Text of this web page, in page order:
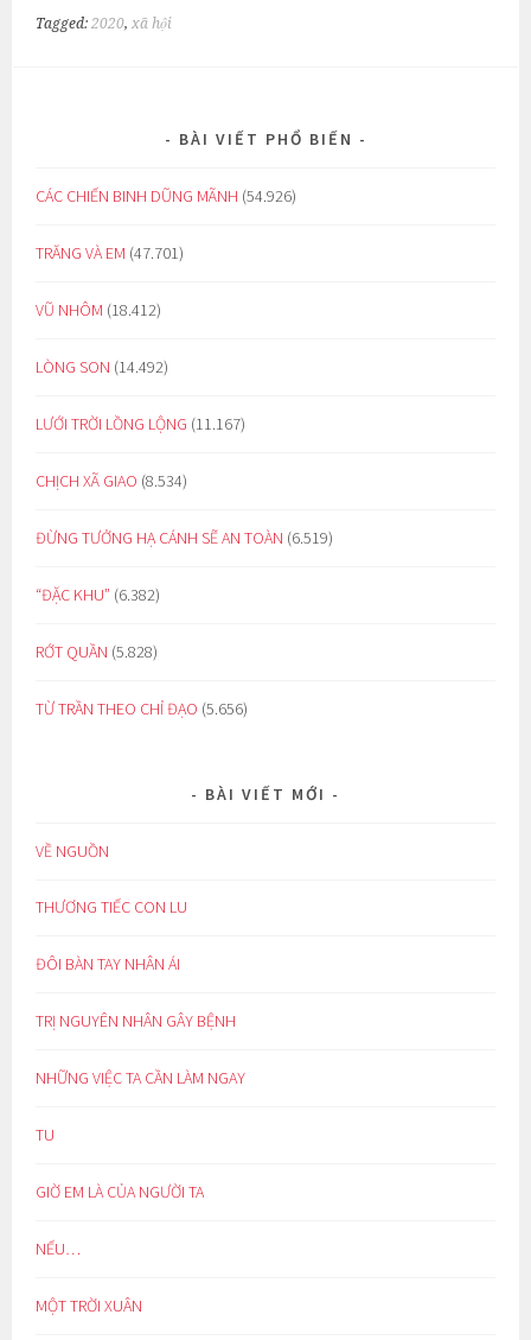
Tagged:2020,xã hội
BÀI VIẾT PHỔ BIẾN
CÁC CHIẾN BINH DŨNG MÃNH (54.926)
TRĂNG VÀ EM (47.701)
VŨ NHÔM (18.412)
LÒNG SON (14.492)
LƯỚI TRỜI LỒNG LỘNG (11.167)
CHỊCH XÃ GIAO (8.534)
ĐỪNG TƯỞNG HẠ CÁNH SẼ AN TOÀN (6.519)
“ĐẶC KHU” (6.382)
RỚT QUẦN (5.828)
TỪ TRẦN THEO CHỈ ĐẠO (5.656)
BÀI VIẾT MỚI
VỀ NGUỒN
THƯƠNG TIẾC CON LU
ĐÔI BÀN TAY NHÂN ÁI
TRỊ NGUYÊN NHÂN GÂY BỆNH
NHỮNG VIỆC TA CẦN LÀM NGAY
TU
GIỜ EM LÀ CỦA NGƯỜI TA
NẾU…
MỘT TRỜI XUÂN